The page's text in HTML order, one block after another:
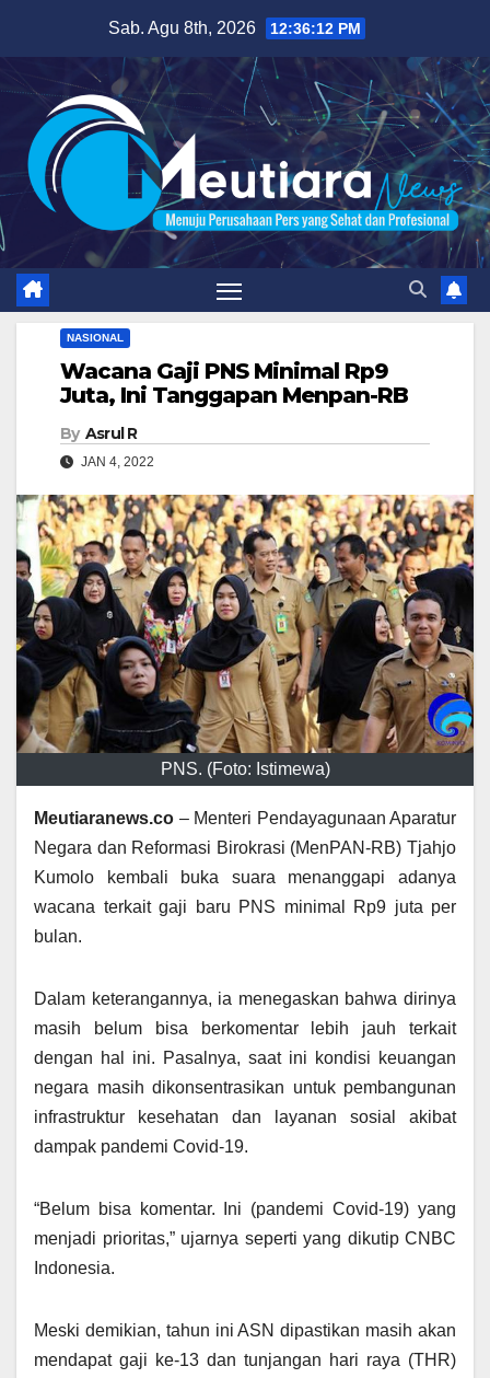
content
Sab. Agu 8th, 2026 12:36:13 PM
NASIONAL
Wacana Gaji PNS Minimal Rp9
Juta, Ini Tanggapan Menpan-RB
By Asrul R
JAN 4, 2022
PNS. (Foto: Istimewa)
Meutiaranews.co – Menteri Pendayagunaan Aparatur
Negara dan Reformasi Birokrasi (MenPAN-RB) Tjahjo
Kumolo kembali buka suara menanggapi adanya
wacana terkait gaji baru PNS minimal Rp9 juta per
bulan.
Dalam keterangannya, ia menegaskan bahwa dirinya
masih belum bisa berkomentar lebih jauh terkait
dengan hal ini. Pasalnya, saat ini kondisi keuangan
negara masih dikonsentrasikan untuk pembangunan
infrastruktur kesehatan dan layanan sosial akibat
dampak pandemi Covid-19.
“Belum bisa komentar. Ini (pandemi Covid-19) yang
menjadi prioritas,” ujarnya seperti yang dikutip CNBC
Indonesia.
Meski demikian, tahun ini ASN dipastikan masih akan
mendapat gaji ke-13 dan tunjangan hari raya (THR)